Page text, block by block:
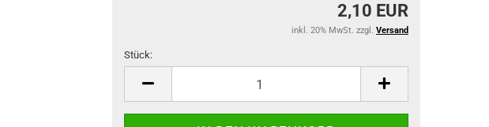
2,10 EUR
inkl. 20% MwSt. zzgl. Versand
Stück:
Stück